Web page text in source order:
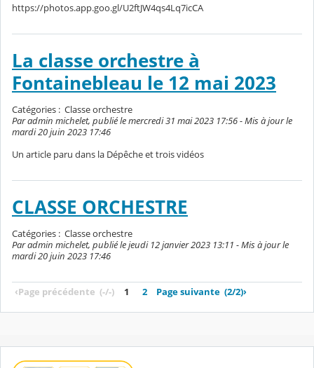
https://photos.app.goo.gl/U2ftJW4qs4Lq7icCA
La classe orchestre à
Fontainebleau le 12 mai 2023
Catégories : Classe orchestre
Par admin michelet, publié le mercredi 31 mai 2023 17:56 - Mis à jour le
mardi 20 juin 2023 17:46
Un article paru dans la Dépêche et trois vidéos
CLASSE ORCHESTRE
Catégories : Classe orchestre
Par admin michelet, publié le jeudi 12 janvier 2023 13:11 - Mis à jour le
mardi 20 juin 2023 17:46
‹Page précédente (-/-) 1 2 Page suivante (2/2)›